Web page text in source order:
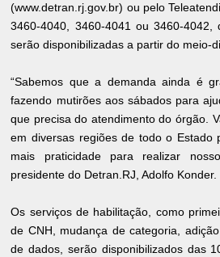
(www.detran.rj.gov.br) ou pelo
3460-4040, 3460-4041 ou 3460-
serão disponibilizadas a partir do meio-
“Sabemos que a demanda ainda é
fazendo mutirões aos sábados para
que precisa do atendimento do órgão.
em diversas regiões de todo o Estado
mais praticidade para realizar
presidente do Detran.RJ, Adolfo Konder.
Os serviços de habilitação, como
de CNH, mudança de categoria,
de dados, serão disponibilizados das